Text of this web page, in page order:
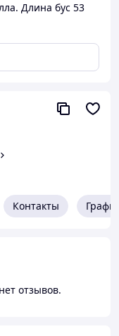
Длина бус 53
Контакты
отзывов.